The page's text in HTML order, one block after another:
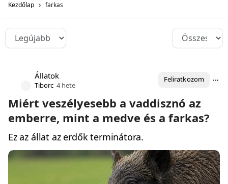
Kezdőlap farkas
Állatok
Tiborc 4 hete
Feliratkozom
Miért veszélyesebb a vaddisznó az
emberre, mint a medve és a farkas?
Ez az állat az erdők terminátora.